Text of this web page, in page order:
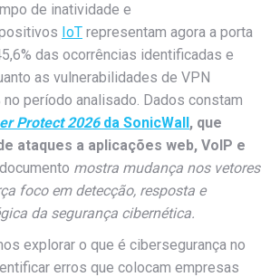
de inatividade e
IoT representam agora a porta
das ocorrências identificadas e
as vulnerabilidades de VPN
no período analisado. Dados constam
Protect 2026 da SonicWall, que
ataques a aplicações web, VoIP e
mostra mudança nos vetores
foco em detecção, resposta e
da segurança cibernética.
explorar o que é cibersegurança no
erros que colocam empresas